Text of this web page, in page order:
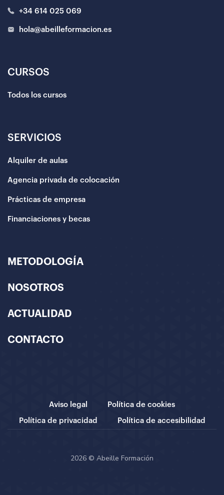
+34 614 025 069
hola@abeilleformacion.es
CURSOS
Todos los cursos
SERVICIOS
Alquiler de aulas
Agencia privada de colocación
Prácticas de empresa
Financiaciones y becas
METODOLOGÍA
NOSOTROS
ACTUALIDAD
CONTACTO
Aviso legal Política de cookies
Política de privacidad Política de accesibilidad
2026 © Abeille Formación